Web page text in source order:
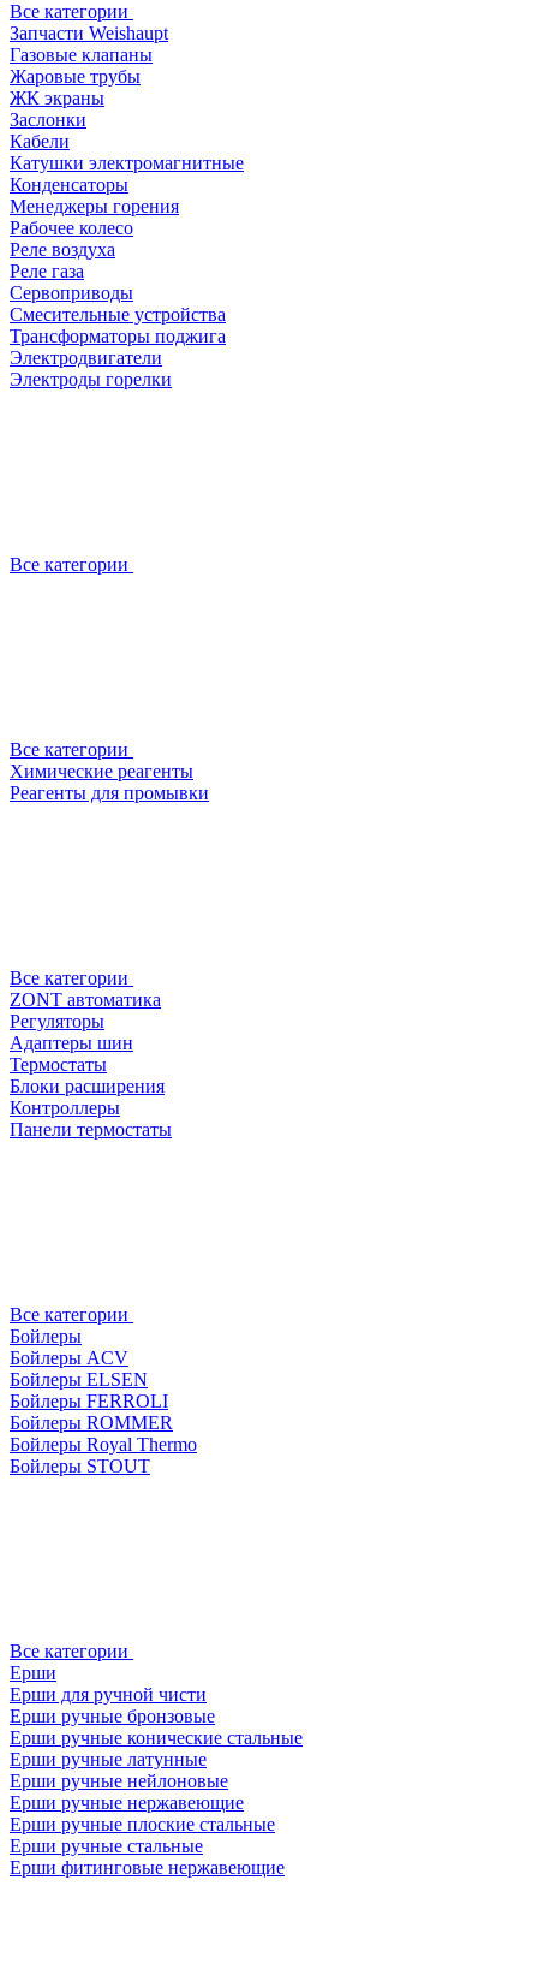
Все категории
Запчасти Weishaupt
Газовые клапаны
Жаровые трубы
ЖК экраны
Заслонки
Кабели
Катушки электромагнитные
Конденсаторы
Менеджеры горения
Рабочее колесо
Реле воздухa
Реле газа
Сервоприводы
Смесительные устройства
Трансформаторы поджига
Электродвигатели
Электроды горелки
Все категории
Все категории
Химические реагенты
Реагенты для промывки
Все категории
ZONT автоматика
Регуляторы
Адаптеры шин
Термостаты
Блоки расширения
Контроллеры
Панели термостаты
Все категории
Бойлеры
Бойлеры ACV
Бойлеры ELSEN
Бойлеры FERROLI
Бойлеры ROMMER
Бойлеры Royal Thermo
Бойлеры STOUT
Все категории
Ерши
Ерши для ручной чисти
Ерши ручные бронзовые
Ерши ручные конические стальные
Ерши ручные латунные
Ерши ручные нейлоновые
Ерши ручные нержавеющие
Ерши ручные плоские стальные
Ерши ручные стальные
Ерши фитинговые нержавеющие